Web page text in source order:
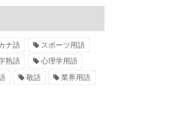
ナ語
スポーツ用語
熟語
心理学用語
敬語
業界用語